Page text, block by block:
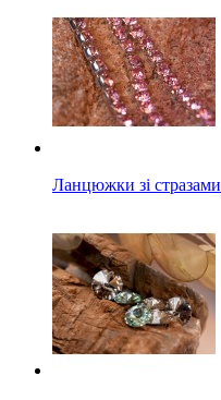
Ланцюжки зі стразами